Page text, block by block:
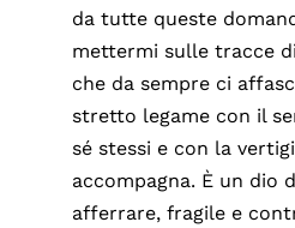
da tutte queste
mettermi sulle tracce
che da sempre ci
stretto legame con il
sé stessi e con la
accompagna. È un dio
afferrare, fragile e